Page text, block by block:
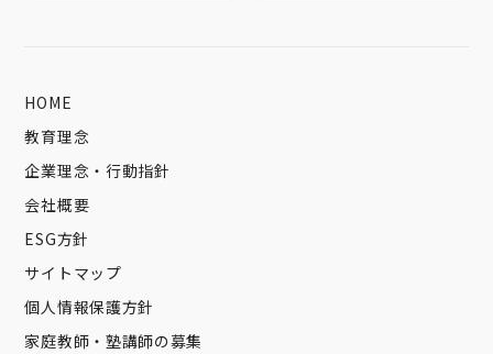
HOME
教育理念
企業理念・行動指針
会社概要
ESG方針
サイトマップ
個人情報保護方針
家庭教師・塾講師の募集